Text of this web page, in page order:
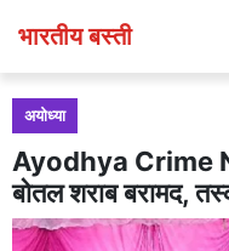
भारतीय बस्ती
अयोध्या
Ayodhya Crime
बोतल शराब बरामद,